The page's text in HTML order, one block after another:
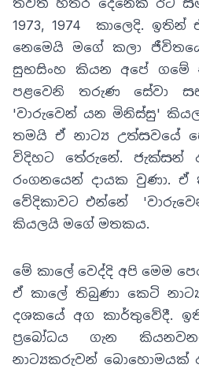
1973, 1974කාලෙදි. ඉතින්
නෙමෙයි මගේ කලා
සුභසිංහ කියන අපේ ගමේ
පළවෙනි තරුණ සේවා
'වාරුවෙන් යන මිනිස්සු'
තමයි ඒ නාට්‍ය උත්සවයේ
විදිහට තේරුනේ. ජැක්සන්
රංගනයෙන් දායක වුණා. ඒ
වේදිකාවට එන්නේ 'වා
කියලයි මගේ මතකය.
මේ කාලේ වෙද්දි අපි මෙම
ඒ කාලේ තිබුණා කෙටි
දශකයේ අග කාර්තුවේදී.
ප්‍රබෝධය ගැන
නාට්‍යකරුවන් බොහොමයක්